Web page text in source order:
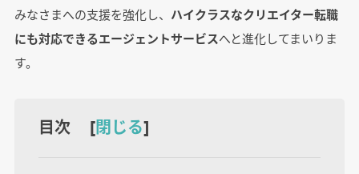
みなさまへの支援を強化し、 ハイクラスなクリエイター転職
にも対応できるエージェントサービスへと進化してまいりま
す。
目次 [閉じる]